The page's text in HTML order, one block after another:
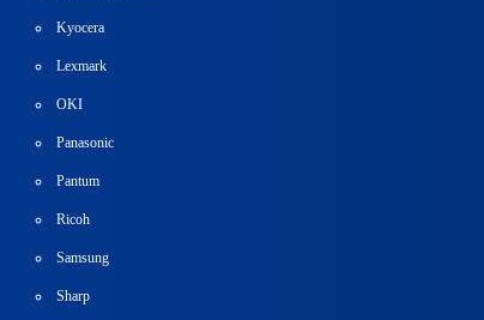
Kyocera
Lexmark
OKI
Panasonic
Pantum
Ricoh
Samsung
Sharp